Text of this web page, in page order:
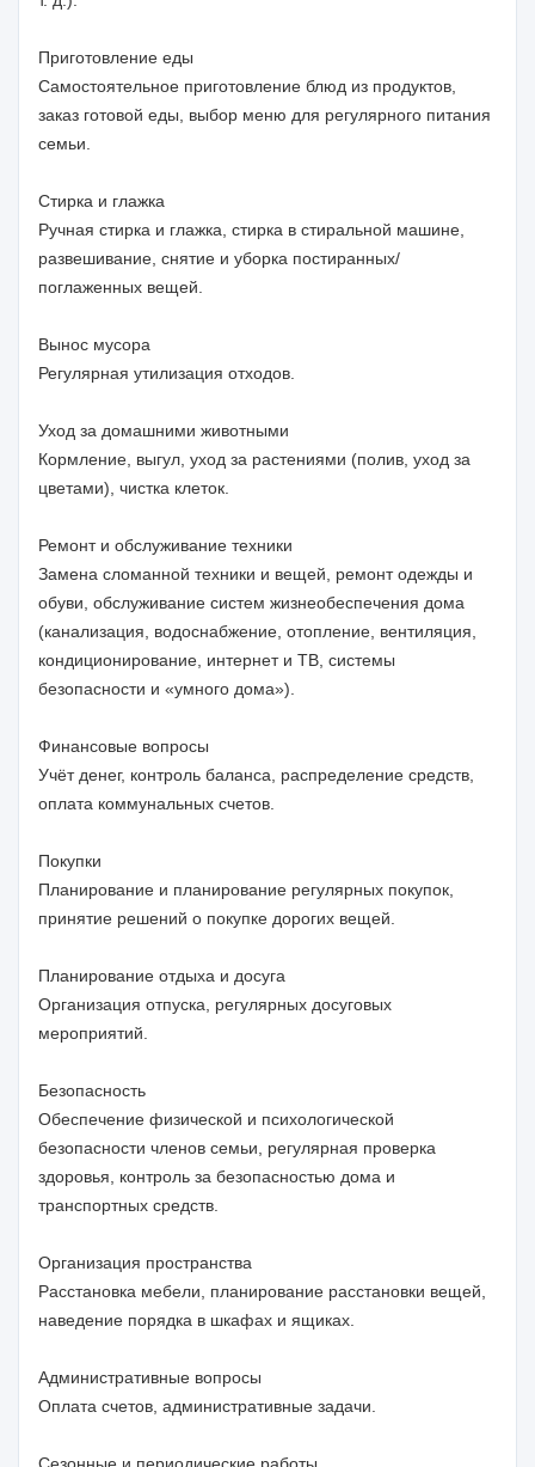
Приготовление еды
Самостоятельное приготовление блюд из продуктов,
заказ готовой еды, выбор меню для регулярного питания
семьи.
Стирка и глажка
Ручная стирка и глажка, стирка в стиральной машине,
развешивание, снятие и уборка постиранных/
поглаженных вещей.
Вынос мусора
Регулярная утилизация отходов.
Уход за домашними животными
Кормление, выгул, уход за растениями (полив, уход за
цветами), чистка клеток.
Ремонт и обслуживание техники
Замена сломанной техники и вещей, ремонт одежды и
обуви, обслуживание систем жизнеобеспечения дома
(канализация, водоснабжение, отопление, вентиляция,
кондиционирование, интернет и ТВ, системы
безопасности и «умного дома»).
Финансовые вопросы
Учёт денег, контроль баланса, распределение средств,
оплата коммунальных счетов.
Покупки
Планирование и планирование регулярных покупок,
принятие решений о покупке дорогих вещей.
Планирование отдыха и досуга
Организация отпуска, регулярных досуговых
мероприятий.
Безопасность
Обеспечение физической и психологической
безопасности членов семьи, регулярная проверка
здоровья, контроль за безопасностью дома и
транспортных средств.
Организация пространства
Расстановка мебели, планирование расстановки вещей,
наведение порядка в шкафах и ящиках.
Административные вопросы
Оплата счетов, административные задачи.
Сезонные и периодические работы